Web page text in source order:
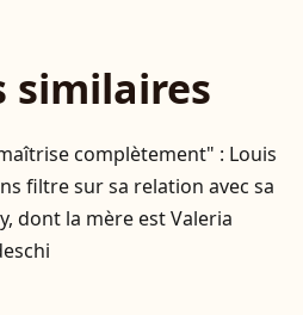
similaires
complètement" : Louis
filtre sur sa relation avec sa
dont la mère est Valeria